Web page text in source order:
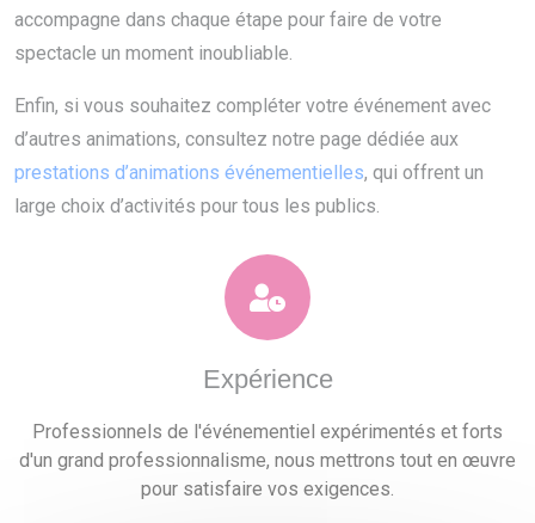
accompagne dans chaque étape pour faire de votre
spectacle un moment inoubliable.
Enfin, si vous souhaitez compléter votre événement avec
d’autres animations, consultez notre page dédiée aux
prestations d’animations événementielles, qui offrent un
large choix d’activités pour tous les publics.
Expérience
Professionnels de l'événementiel expérimentés et forts
d'un grand professionnalisme, nous mettrons tout en œuvre
pour satisfaire vos exigences.